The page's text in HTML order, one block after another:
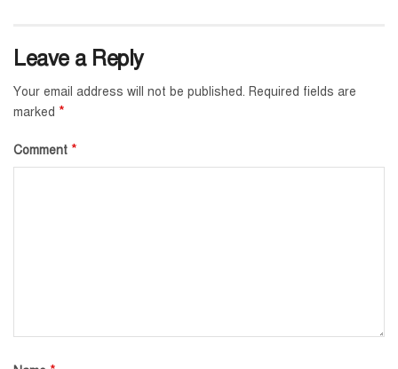
Leave a Reply
Your email address will not be published. Required fields are
marked *
Comment *